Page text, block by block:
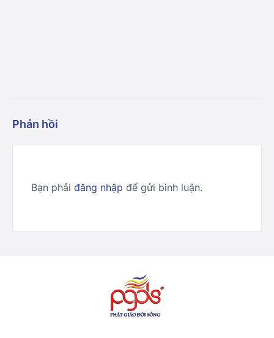
Phản hồi
Bạn phải đăng nhập để gửi bình luận.